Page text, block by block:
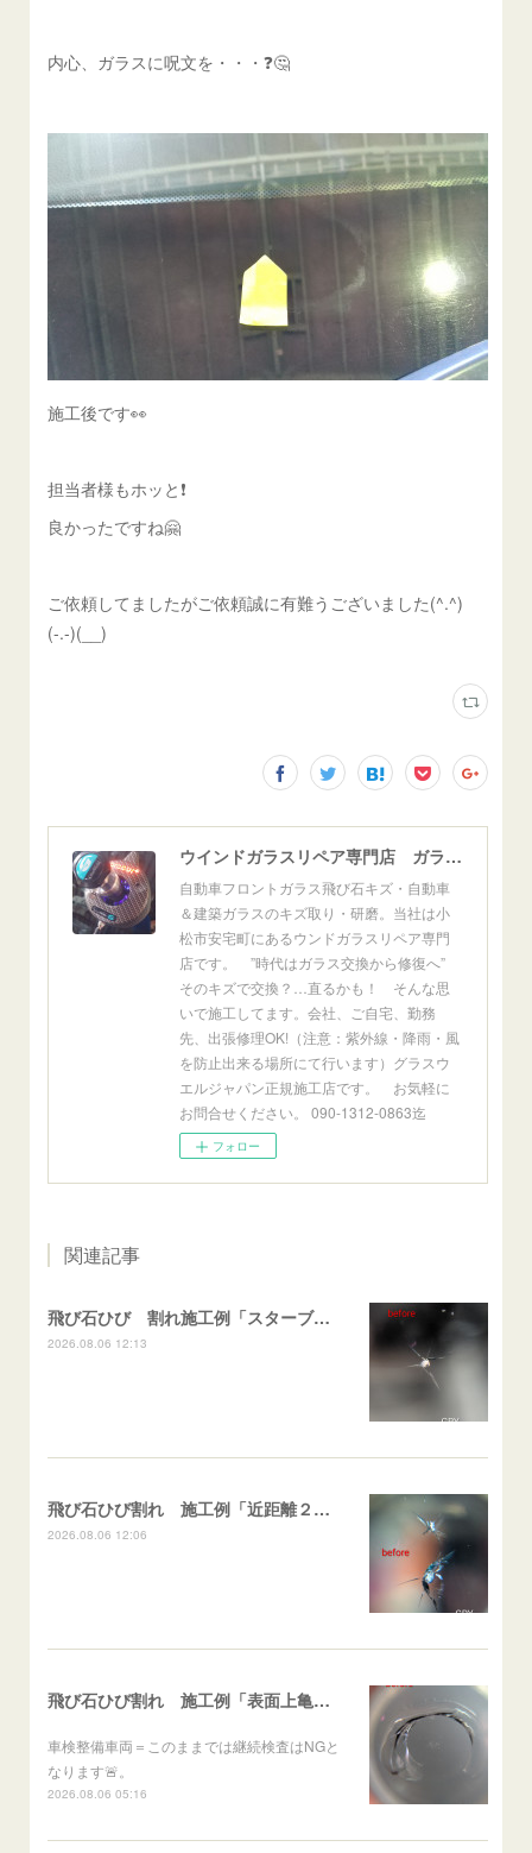
内心、ガラスに呪文を・・・❓️🤔
施工後です👀
担当者様もホッと❗️
良かったですね🤗
ご依頼してましたがご依頼誠に有難うございました(^.^)
(-.-)(__)
ウインドガラスリペア専門店 ガラスリペア・ヨシダ グラスウェルドジャパン 正規施工店 小松市
自動車フロントガラス飛び石キズ・自動車
＆建築ガラスのキズ取り・研磨。当社は小
松市安宅町にあるウンドガラスリペア専門
店です。 ”時代はガラス交換から修復へ”
そのキズで交換？…直るかも！ そんな思
いで施工してます。会社、ご自宅、勤務
先、出張修理OK!（注意：紫外線・降雨・風
を防止出来る場所にて行います）グラスウ
エルジャパン正規施工店です。 お気軽に
お問合せください。 090-1312-0863迄
フォロー
関連記事
飛び石ひび 割れ施工例「スターブレイク系」 フリード
2026.08.06 12:13
飛び石ひび割れ 施工例「近距離２箇所・パーシャル系+スターブレイク系」ハイエース
2026.08.06 12:06
飛び石ひび割れ 施工例「表面上亀裂・ダメージクラック」ステラ
車検整備車両＝このままでは継続検査はNGと
なります🚨。
2026.08.06 05:16